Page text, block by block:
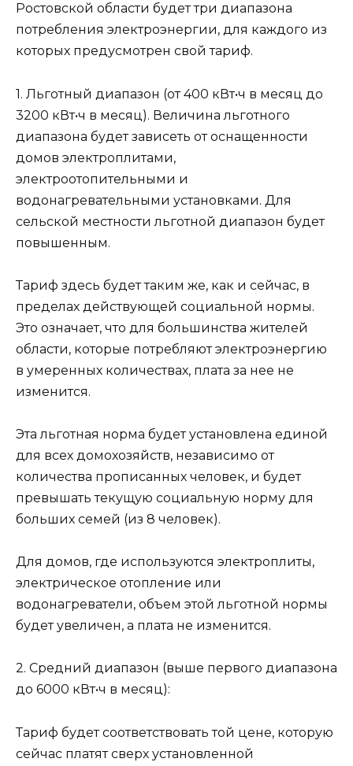
Ростовской области будет три диапазона
потребления электроэнергии, для каждого из
которых предусмотрен свой тариф.
1. Льготный диапазон (от 400 кВт•ч в месяц до
3200 кВт•ч в месяц). Величина льготного
диапазона будет зависеть от оснащенности
домов электроплитами,
электроотопительными и
водонагревательными установками. Для
сельской местности льготной диапазон будет
повышенным.
Тариф здесь будет таким же, как и сейчас, в
пределах действующей социальной нормы.
Это означает, что для большинства жителей
области, которые потребляют электроэнергию
в умеренных количествах, плата за нее не
изменится.
Эта льготная норма будет установлена единой
для всех домохозяйств, независимо от
количества прописанных человек, и будет
превышать текущую социальную норму для
больших семей (из 8 человек).
Для домов, где используются электроплиты,
электрическое отопление или
водонагреватели, объем этой льготной нормы
будет увеличен, а плата не изменится.
2. Средний диапазон (выше первого диапазона
до 6000 кВт•ч в месяц):
Тариф будет соответствовать той цене, которую
сейчас платят сверх установленной